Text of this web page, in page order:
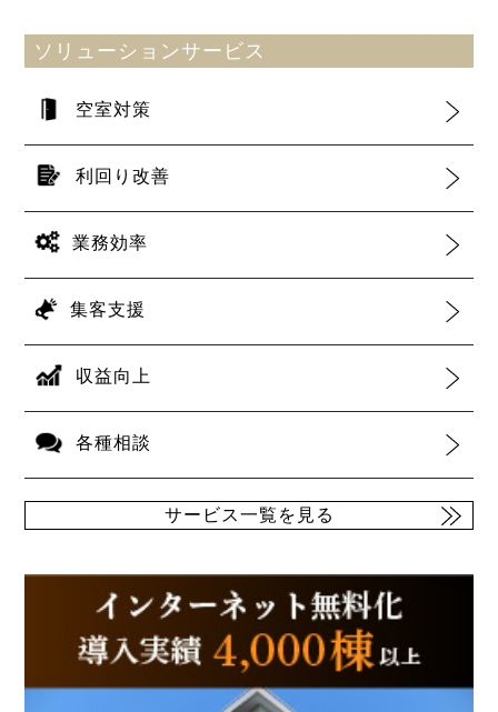
ソリューションサービス
空室対策
利回り改善
業務効率
集客支援
収益向上
各種相談
サービス一覧を見る